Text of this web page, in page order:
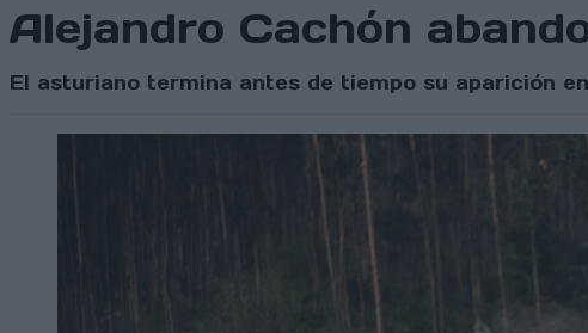
Alejandro Cachón
El asturiano termina antes de tiempo su aparición